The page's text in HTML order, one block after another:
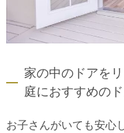
家の中のドアを
庭におすすめの
お子さんがいても安心